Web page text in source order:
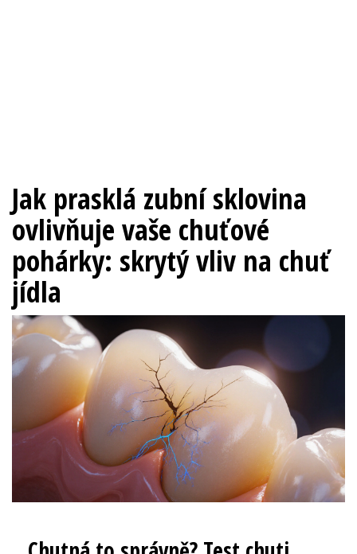
Jak prasklá zubní sklovina
ovlivňuje vaše chuťové
pohárky: skrytý vliv na chuť
jídla